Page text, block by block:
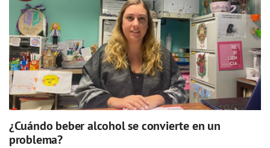
¿Cuándo beber alcohol se convierte en un
problema?